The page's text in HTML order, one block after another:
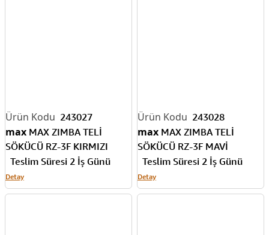
243027
max MAX ZIMBA TELİ
SÖKÜCÜ RZ-3F KIRMIZI
Teslim Süresi 2 İş Günü
Detay
243028
max MAX ZIMBA TELİ
SÖKÜCÜ RZ-3F MAVİ
Teslim Süresi 2 İş Günü
Detay